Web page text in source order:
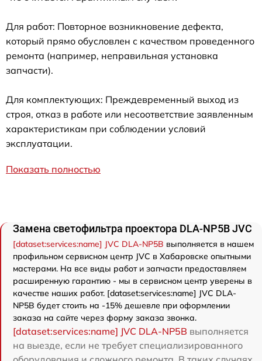
Для работ: Повторное возникновение дефекта,
который прямо обусловлен с качеством проведенного
ремонта (например, неправильная установка
запчасти).
Для комплектующих: Преждевременный выход из
строя, отказ в работе или несоответствие заявленным
характеристикам при соблюдении условий
эксплуатации.
Показать полностью
Замена светофильтра проектора DLA-NP5B JVC
[dataset:services:name] JVC DLA-NP5B выполняется в нашем
профильном сервисном центр JVC в Хабаровске опытными
мастерами. На все виды работ и запчасти предоставляем
расширенную гарантию - мы в сервисном центр уверены в
качестве наших работ. [dataset:services:name] JVC DLA-
NP5B будет стоить на -15% дешевле при оформлении
заказа на сайте через форму заказа звонка.
[dataset:services:name] JVC DLA-NP5B выполняется
на выезде, если не требует специализированного